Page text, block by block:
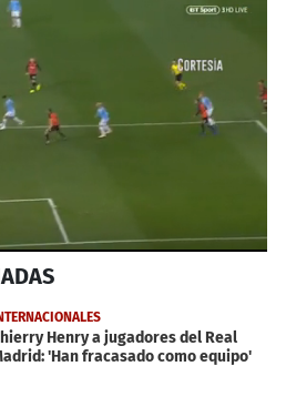
Henry a jugadores del Real
'Han fracasado como equipo'